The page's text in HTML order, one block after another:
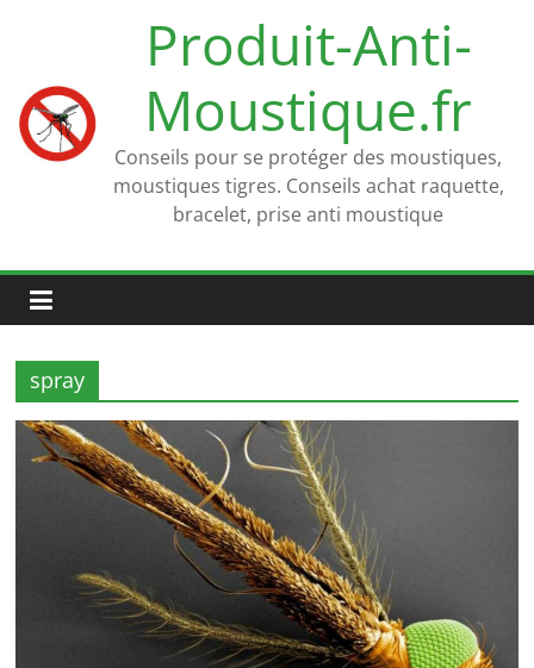
Produit-Anti-
Moustique.fr
Conseils pour se protéger des moustiques,
moustiques tigres. Conseils achat raquette,
bracelet, prise anti moustique
spray